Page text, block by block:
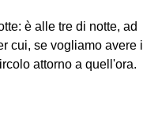
è alle tre di notte, ad
cui, se vogliamo avere il
attorno a quell'ora.